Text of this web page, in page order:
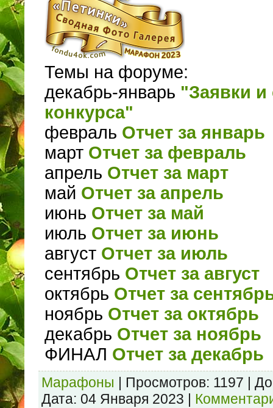
Темы на форуме:
декабрь-январь "Заявки и
конкурса"
февраль Отчет за январь
март Отчет за февраль
апрель Отчет за март
май Отчет за апрель
июнь Отчет за май
июль Отчет за июнь
август Отчет за июль
сентябрь Отчет за август
октябрь Отчет за
ноябрь Отчет за октябрь
декабрь Отчет за ноябрь
ФИНАЛ Отчет за декабрь
Марафоны | Просмотров: 1197 |
Дата: 04 Января 2023 |